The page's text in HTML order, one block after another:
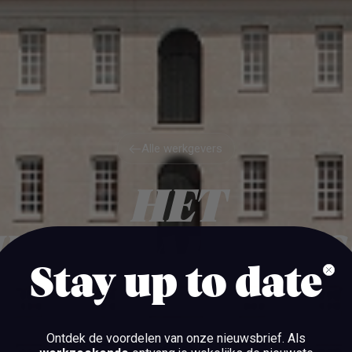
Alle werkgevers
Alle werkgevers
HET
AMSTERDAM
Stay up to date
Ontdek de voordelen van onze nieuwsbrief. Als